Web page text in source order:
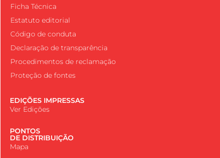
Ficha Técnica
Estatuto editorial
Código de conduta
Declaração de transparência
Procedimentos de reclamação
Proteção de fontes
EDIÇÕES IMPRESSAS
Ver Edições
PONTOS
DE DISTRIBUIÇÃO
Mapa